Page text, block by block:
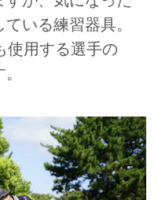
いる練習器具。
使用する選手の